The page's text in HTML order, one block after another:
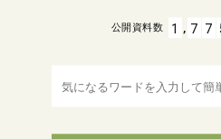
公開資料数 1 , 7 7